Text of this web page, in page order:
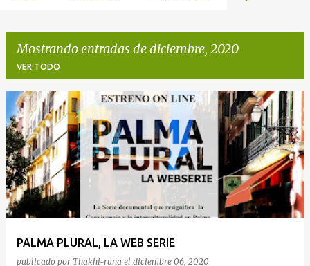
Mostrando entradas de diciembre, 2020
VER TODO
E
n
t
r
a
d
PALMA PLURAL, LA WEB SERIE
publicado por Thakhi-runa el diciembre 06, 2020